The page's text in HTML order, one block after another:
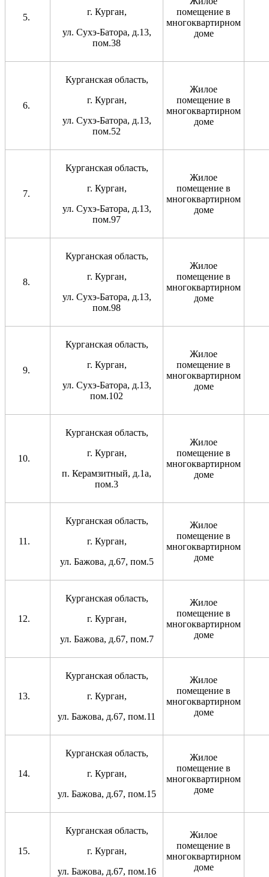
г. Курган,
ул. Сухэ-Батора, д.13,
пом.38
помещение в
многоквартирном
доме
Курганская область,
г. Курган,
ул. Сухэ-Батора, д.13,
пом.52
Жилое
помещение в
многоквартирном
доме
Курганская область,
г. Курган,
ул. Сухэ-Батора, д.13,
пом.97
Жилое
помещение в
многоквартирном
доме
Курганская область,
г. Курган,
ул. Сухэ-Батора, д.13,
пом.98
Жилое
помещение в
многоквартирном
доме
Курганская область,
г. Курган,
ул. Сухэ-Батора, д.13,
пом.102
Жилое
помещение в
многоквартирном
доме
Курганская область,
г. Курган,
п. Керамзитный, д.1а,
пом.3
Жилое
помещение в
многоквартирном
доме
Курганская область,
г. Курган,
ул. Бажова, д.67, пом.5
Жилое
помещение в
многоквартирном
доме
Курганская область,
г. Курган,
ул. Бажова, д.67, пом.7
Жилое
помещение в
многоквартирном
доме
Курганская область,
г. Курган,
ул. Бажова, д.67, пом.11
Жилое
помещение в
многоквартирном
доме
Курганская область,
г. Курган,
ул. Бажова, д.67, пом.15
Жилое
помещение в
многоквартирном
доме
Курганская область,
г. Курган,
ул. Бажова, д.67, пом.16
Жилое
помещение в
многоквартирном
доме